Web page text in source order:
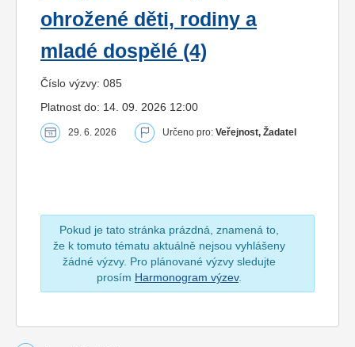
ohrožené děti, rodiny a
mladé dospělé (4)
Číslo výzvy: 085
Platnost do: 14. 09. 2026 12:00
29. 6. 2026 Určeno pro: Veřejnost, Žadatel
Pokud je tato stránka prázdná, znamená to,
že k tomuto tématu aktuálně nejsou vyhlášeny
žádné výzvy. Pro plánované výzvy sledujte
prosím Harmonogram výzev.